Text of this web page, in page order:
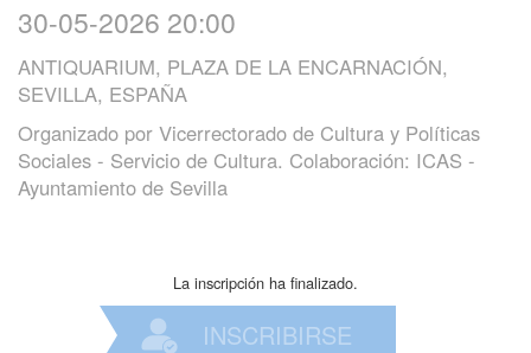
30-05-2026 20:00
ANTIQUARIUM, PLAZA DE LA ENCARNACIÓN,
SEVILLA, ESPAÑA
Organizado por Vicerrectorado de Cultura y Políticas
Sociales - Servicio de Cultura. Colaboración: ICAS -
Ayuntamiento de Sevilla
La inscripción ha finalizado.
INSCRIBIRSE